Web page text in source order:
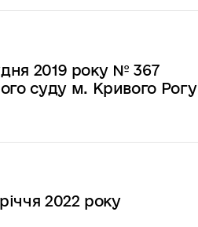
2019 року № 367
суду м. Кривого Рогу
2022 року